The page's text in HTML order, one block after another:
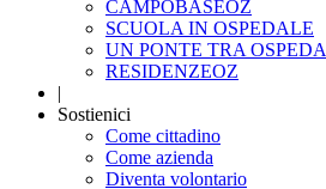
CAMPOBASEOZ
SCUOLA IN OSPEDALE
UN PONTE TRA
RESIDENZEOZ
|
Sostienici
Come cittadino
Come azienda
Diventa volontario